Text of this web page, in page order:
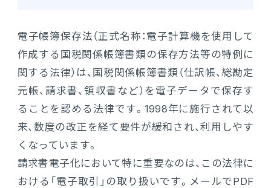
電子帳簿保存法（正式名称：電子計算機を使用して
作成する国税関係帳簿書類の保存方法等の特例に
関する法律）は、国税関係帳簿書類（仕訳帳、総勘定
元帳、請求書、領収書など）を電子データで保存す
ることを認める法律です。1998年に施行されて以
来、数度の改正を経て要件が緩和され、利用しやす
くなっています。
請求書電子化において特に重要なのは、この法律に
おける「電子取引」の取り扱いです。メールでPDF